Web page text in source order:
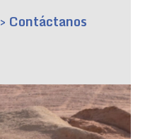
> Contáctanos